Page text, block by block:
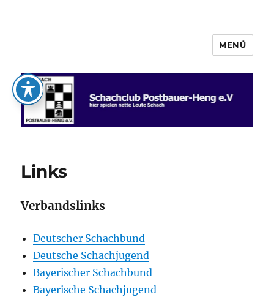
Schachclub Postbauer-Heng e.V.
MENÜ
Links
Verbandslinks
Deutscher Schachbund
Deutsche Schachjugend
Bayerischer Schachbund
Bayerische Schachjugend